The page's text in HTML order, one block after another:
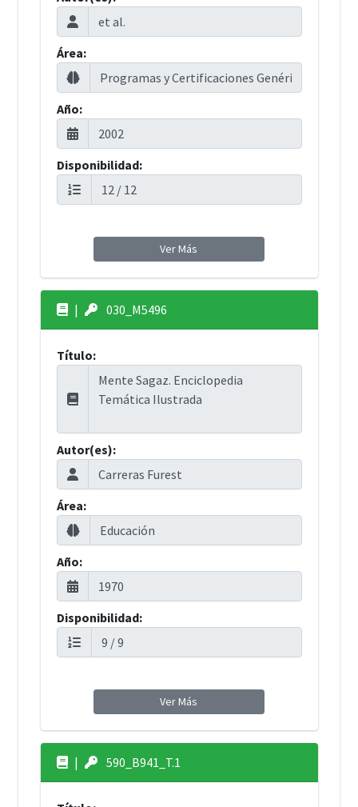
Área:
Año:
Disponibilidad:
Ver Más
| 030_M5496
Título:
Autor(es):
Área:
Año:
Disponibilidad:
Ver Más
| 590_B941_T.1